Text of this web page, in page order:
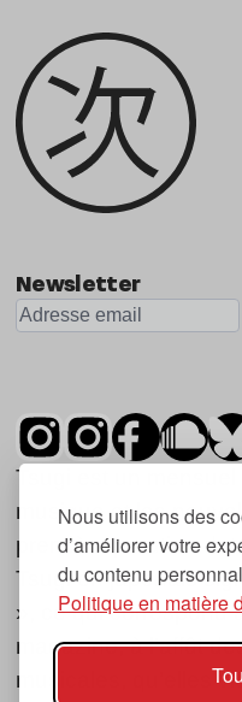
Nous utilisons des
d’améliorer votre
du contenu
Politique en matière
Newsletter
Tsugi est un mensuel
musique et les
première parution
Tsugi en japonais
», ce qui correspond
magazine, à l’affût
musicales, qu’elles